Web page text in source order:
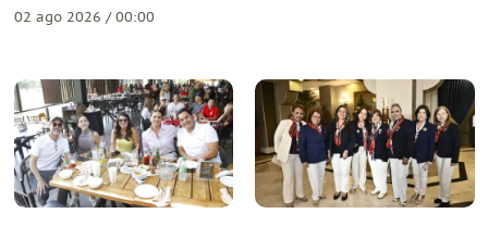
02 ago 2026 / 00:00